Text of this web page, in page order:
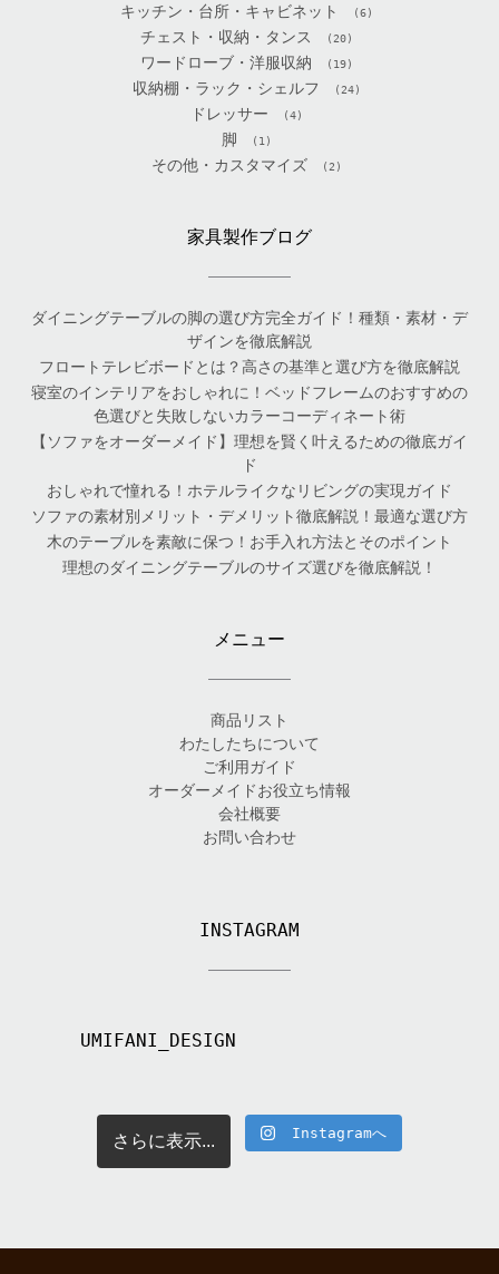
キッチン・台所・キャビネット (6)
チェスト・収納・タンス (20)
ワードローブ・洋服収納 (19)
収納棚・ラック・シェルフ (24)
ドレッサー (4)
脚 (1)
その他・カスタマイズ (2)
家具製作ブログ
ダイニングテーブルの脚の選び方完全ガイド！種類・素材・デ
ザインを徹底解説
フロートテレビボードとは？高さの基準と選び方を徹底解説
寝室のインテリアをおしゃれに！ベッドフレームのおすすめの
色選びと失敗しないカラーコーディネート術
【ソファをオーダーメイド】理想を賢く叶えるための徹底ガイ
ド
おしゃれで憧れる！ホテルライクなリビングの実現ガイド
ソファの素材別メリット・デメリット徹底解説！最適な選び方
木のテーブルを素敵に保つ！お手入れ方法とそのポイント
理想のダイニングテーブルのサイズ選びを徹底解説！
メニュー
商品リスト
わたしたちについて
ご利用ガイド
オーダーメイドお役立ち情報
会社概要
お問い合わせ
INSTAGRAM
UMIFANI_DESIGN
さらに表示... Instagramへ